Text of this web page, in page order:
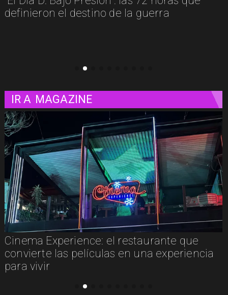
definieron el destino de la guerra
IR A MAGAZINE
Cinema Experience: el restaurante que
convierte las películas en una experiencia
para vivir